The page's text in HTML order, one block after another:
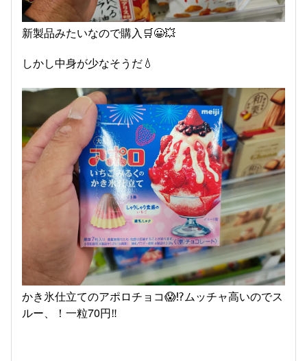
新製品みたいなので購入🛒😀💥
しかし中身が少なそうだ💧
かき氷仕立てのアポロチョコ😱⁉️ムッチャ高いのでス
ルー、！一粒70円‼️